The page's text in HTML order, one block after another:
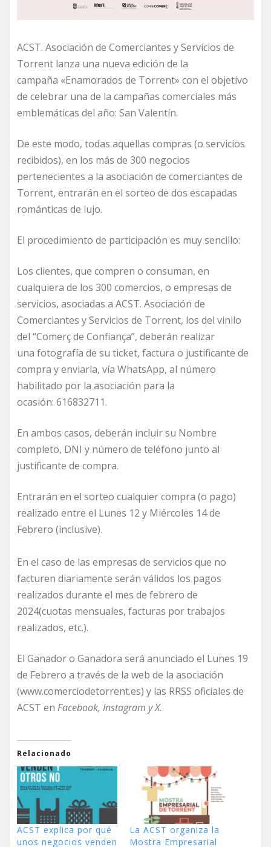
ACST. Asociación de Comerciantes y Servicios de
Torrent lanza una nueva edición de la
campaña «Enamorados de Torrent» con el objetivo
de celebrar una de la campañas comerciales más
emblemáticas del año: San Valentín.
De este modo, todas aquellas compras (o servicios
recibidos), en los más de 300 negocios
pertenecientes a la asociación de comerciantes de
Torrent, entrarán en el sorteo de dos escapadas
románticas de lujo.
El procedimiento de participación es muy sencillo:
Los clientes, que compren o consuman, en
cualquiera de los 300 comercios, o empresas de
servicios, asociadas a ACST. Asociación de
Comerciantes y Servicios de Torrent, los del vinilo
del “Comerç de Confiança”, deberán realizar
una fotografía de su ticket, factura o justificante de
compra y enviarla, vía WhatsApp, al número
habilitado por la asociación para la
ocasión: 616832711.
En ambos casos, deberán incluir su Nombre
completo, DNI y número de teléfono junto al
justificante de compra.
Entrarán en el sorteo cualquier compra (o pago)
realizado entre el Lunes 12 y Miércoles 14 de
Febrero (inclusive).
En el caso de las empresas de servicios que no
facturen diariamente serán válidos los pagos
realizados durante el mes de febrero de
2024(cuotas mensuales, facturas por trabajos
realizados, etc.).
El Ganador o Ganadora será anunciado el Lunes 19
de Febrero a través de la web de la asociación
(www.comerciodetorrent.es) y las RRSS oficiales de
ACST en Facebook, Instagram y X.
Relacionado
ACST explica por qué
unos negocios venden
La ACST organiza la
Mostra Empresarial